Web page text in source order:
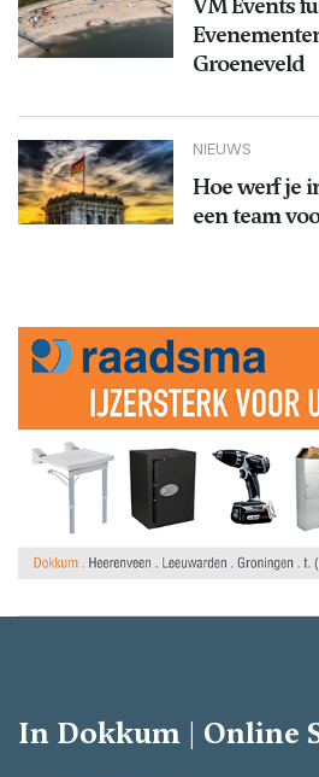
Groeneveld
NIEUWS
Hoe werf je
een team
In Dokkum | Online